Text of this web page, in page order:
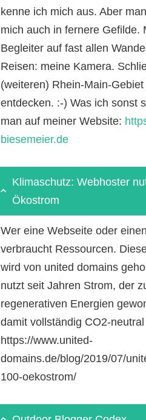
kenne ich mich aus. Aber
mich auch in fernere Gefilde.
Begleiter auf fast allen
Reisen: meine Kamera.
(weiteren) Rhein-Main-
entdecken. :-) Was ich sonst
man auf meiner Website:
biesemeier.de
Klimaschutz: Webhoster
Ökostrom
Wer eine Webseite oder
verbraucht Ressourcen.
wird von united domains
nutzt seit Jahren Strom, der
regenerativen Energien
damit vollständig CO2-neutral
https://www.united-
domains.de/blog/2019/07/
100-oekostrom/